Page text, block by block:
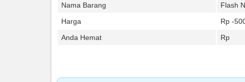
Nama Barang
Flash
Harga
Rp -
Anda Hemat
Rp